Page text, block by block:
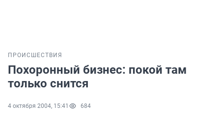
ПРОИСШЕСТВИЯ
Похоронный бизнес: покой там
только снится
4 октября 2004, 15:41 684